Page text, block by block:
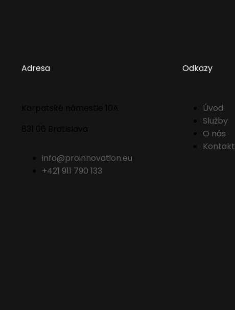
Adresa
info@proinnovation.eu
+421 911 790 133
Odkazy
Úvod
Služby
O nás
Kontakt